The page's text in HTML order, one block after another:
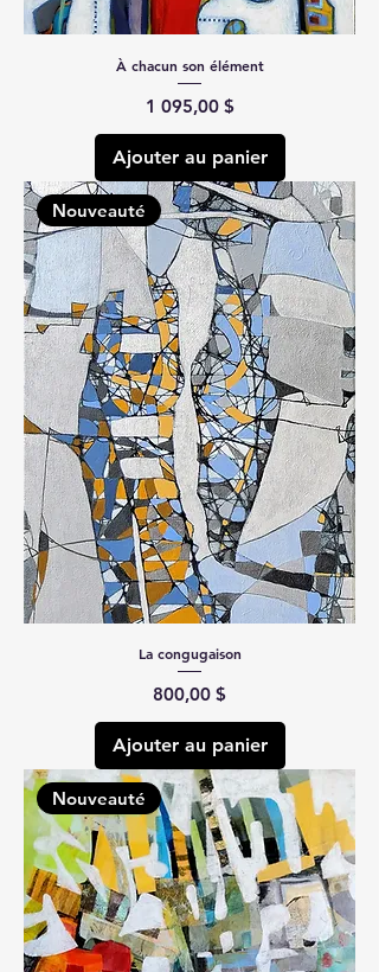
À chacun son élément
Prix
1 095,00 $
Ajouter au panier
Nouveauté
La congugaison
Prix
800,00 $
Ajouter au panier
Nouveauté